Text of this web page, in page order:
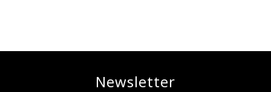
Newsletter